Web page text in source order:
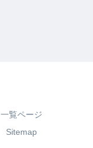
一覧ページ
Sitemap